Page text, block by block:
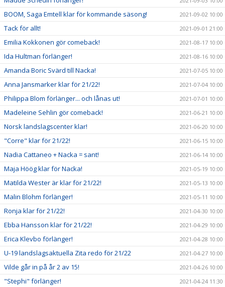
BOOM, Saga Emtell klar för kommande säsong! 2021-09-02 10:00
Tack för allt! 2021-09-01 21:00
Emilia Kokkonen gör comeback! 2021-08-17 10:00
Ida Hultman förlänger! 2021-08-16 10:00
Amanda Boric Svärd till Nacka! 2021-07-05 10:00
Anna Jansmarker klar för 21/22! 2021-07-04 10:00
Philippa Blom förlänger... och lånas ut! 2021-07-01 10:00
Madeleine Sehlin gör comeback! 2021-06-21 10:00
Norsk landslagscenter klar! 2021-06-20 10:00
"Corre" klar för 21/22! 2021-06-15 10:00
Nadia Cattaneo + Nacka = sant! 2021-06-14 10:00
Maja Höög klar för Nacka! 2021-05-19 10:00
Matilda Wester är klar för 21/22! 2021-05-13 10:00
Malin Blohm förlänger! 2021-05-11 10:00
Ronja klar för 21/22! 2021-04-30 10:00
Ebba Hansson klar för 21/22! 2021-04-29 10:00
Erica Klevbo förlänger! 2021-04-28 10:00
U-19 landslagsaktuella Zita redo för 21/22 2021-04-27 10:00
Vilde går in på år 2 av 15! 2021-04-26 10:00
"Stephi" förlänger! 2021-04-24 11:30